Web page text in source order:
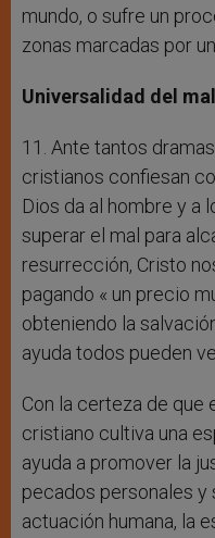
mundo, o sufre un
zonas marcadas por
Universalidad del
11. Ante tantos
cristianos confiesan
Dios da al hombre y a
superar el mal para
resurrección, Cristo
pagando « un precio
obteniendo la
ayuda todos pueden
Con la certeza de que
cristiano cultiva una
ayuda a promover la
pecados personales y
actuación humana, la